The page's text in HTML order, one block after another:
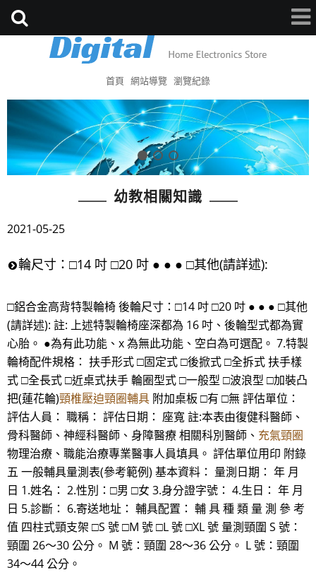
首頁 網站導覽 瀏覽紀錄
幼教相關知識
2021-05-25
輪尺寸：□14 吋 □20 吋 ● ● ● □其他(請詳述):
□鋁合金高背特製輪椅 後輪尺寸：□14 吋 □20 吋 ● ● ● □其他
(請詳述): 註: 上述特製輪椅座深都為 16 吋、後輪型式都為實
心胎。 ●為有此功能、x 為無此功能、空白為可選配。 7.特製
輪椅配件規格： 扶手形式 □固定式 □後掀式 □全拆式 扶手樣
式 □全長式 □近桌式扶手 輪圈型式 □一般型 □波浪型 □加裝凸
把(蓮花輪)頸椎壓迫頸圈輔具 附加桌板 □有 □無 評估單位：
評估人員： 職稱： 評估日期： 座寬 註:本表由復健科醫師、
骨科醫師、神經科醫師、身障醫療 相關科別醫師、 充氣頸圈
物理治療、職能治療專業醫事人員填具。 評估單位用印 附錄
五 一般輔具量測表(參考範例) 基本資料： 量測日期： 年 月
日 1.姓名： 2.性別：□男 □女 3.身分證字號： 4.生日： 年 月
日 5.診斷： 6.寄送地址： 輔具配置： 輔 具 種 類 量 測 參 考
值 四柱式頸支架 □S 號 □M 號 □L 號 □XL 號 量測頸圍 S 號：
頸圍 26～30 公分。 M 號：頸圍 28～36 公分。 L 號：頸圍
34～44 公分。